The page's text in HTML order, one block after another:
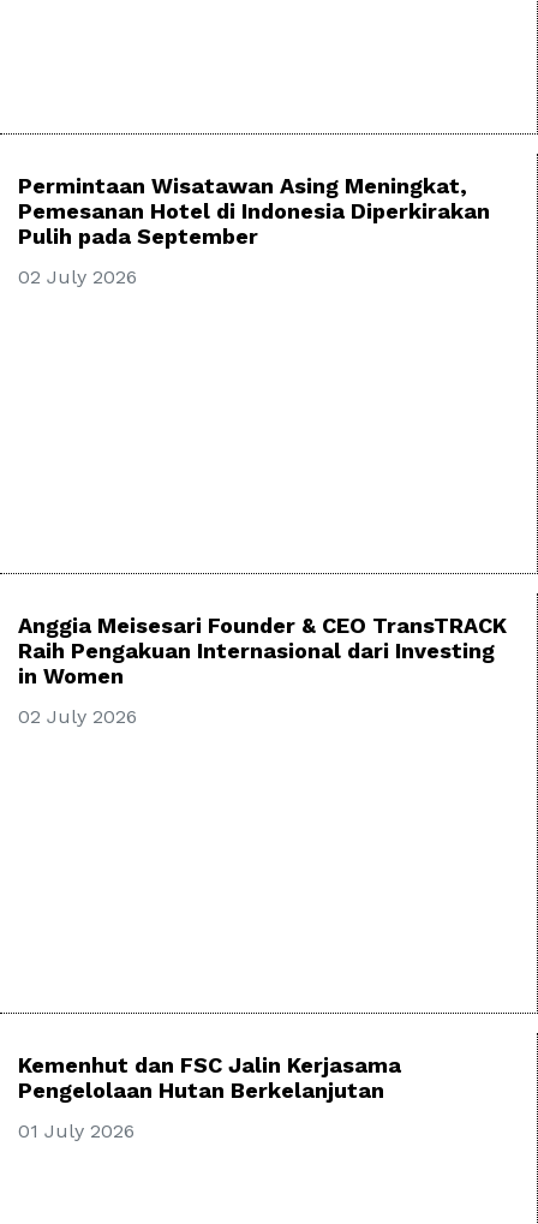
Permintaan Wisatawan Asing Meningkat,
Pemesanan Hotel di Indonesia Diperkirakan
Pulih pada September
02 July 2026
Anggia Meisesari Founder & CEO TransTRACK
Raih Pengakuan Internasional dari Investing
in Women
02 July 2026
Kemenhut dan FSC Jalin Kerjasama
Pengelolaan Hutan Berkelanjutan
01 July 2026